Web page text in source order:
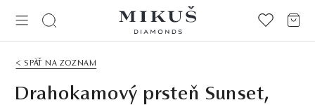
< SPÄŤ NA ZOZNAM
Drahokamový prsteň Sunset,